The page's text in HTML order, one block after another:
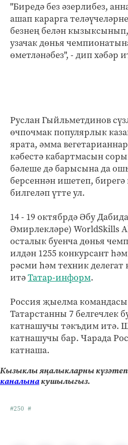
"Биредә без әзерлибез,
ашап карарга
безнең белән кызыксынып,
узачак дөнья
өметләнәбез", - дип хәбәр
Руслан Гыйльметдинов
өчпочмак популярлык
ярата, әмма
кәбестә кабартмасын
бәлеше дә барысына да
берсеннән ишетеп, бирегә
билгеләп үтте ул.
14 - 19 октябрдә Әбу
Әмирлекләре) WorldSkills
осталык буенча дөнья
илдән 1255 конкурсант
рәсми һәм техник делегат
итәТатар-информ.
Россия җыелма
Татарстанны 7 белгечлек
катнашучы тәкъдим итә.
катнашучы бар. Чарада
катнаша.
Кызыклы яңалыкларны күзәтеп
каналынакушылыгыз.
#250 #